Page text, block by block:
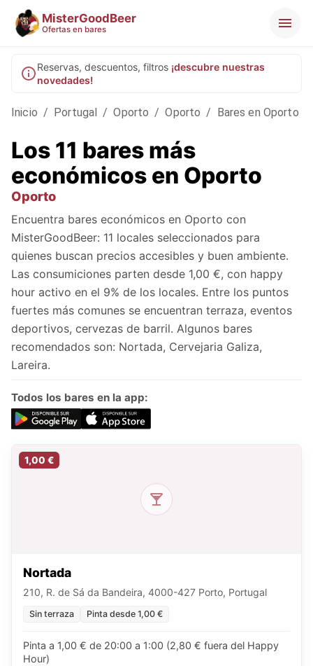
MisterGoodBeer
Ofertas en bares
Reservas, descuentos, filtros ¡descubre nuestras
novedades!
Inicio / Portugal / Oporto / Oporto / Bares en Oporto
Los 11 bares más
económicos en Oporto
Oporto
Encuentra bares económicos en Oporto con
MisterGoodBeer: 11 locales seleccionados para
quienes buscan precios accesibles y buen ambiente.
Las consumiciones parten desde 1,00 €, con happy
hour activo en el 9% de los locales. Entre los puntos
fuertes más comunes se encuentran terraza, eventos
deportivos, cervezas de barril. Algunos bares
recomendados son: Nortada, Cervejaria Galiza,
Lareira.
Todos los bares en la app:
1,00 €
Nortada
210, R. de Sá da Bandeira, 4000-427 Porto, Portugal
Sin terraza Pinta desde 1,00 €
Pinta a 1,00 € de 20:00 a 1:00 (2,80 € fuera del Happy
Hour)